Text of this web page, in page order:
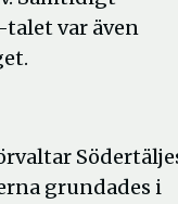
var även
grundades i